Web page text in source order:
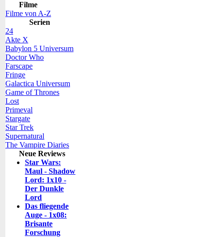
Filme
Filme von A-Z
Serien
24
Akte X
Babylon 5 Universum
Doctor Who
Farscape
Fringe
Galactica Universum
Game of Thrones
Lost
Primeval
Stargate
Star Trek
Supernatural
The Vampire Diaries
Neue Reviews
Star Wars:
Maul - Shadow
Lord: 1x10 -
Der Dunkle
Lord
Das fliegende
Auge - 1x08:
Brisante
Forschung